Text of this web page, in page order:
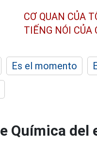
CƠ QUAN CỦA
TIẾNG NÓI CỦA
Es el momento
Química del